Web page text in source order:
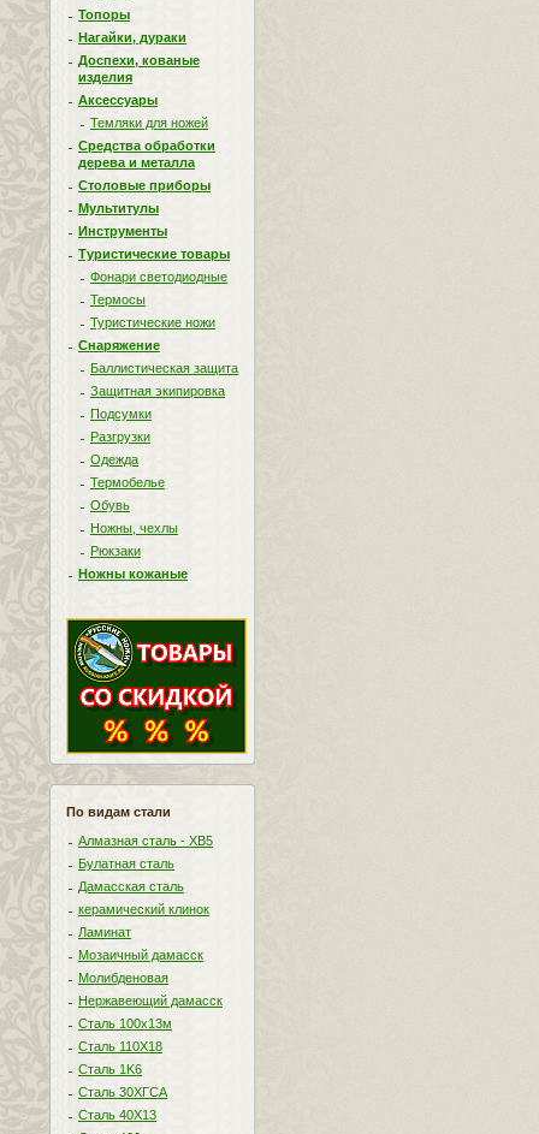
Топоры
Нагайки, дураки
Доспехи, кованые
изделия
Аксессуары
Темляки для ножей
Средства обработки
дерева и металла
Столовые приборы
Мультитулы
Инструменты
Туристические товары
Фонари светодиодные
Термосы
Туристические ножи
Снаряжение
Баллистическая защита
Защитная экипировка
Подсумки
Разгрузки
Одежда
Термобелье
Обувь
Ножны, чехлы
Рюкзаки
Ножны кожаные
По видам стали
Алмазная сталь - ХВ5
Булатная сталь
Дамасская сталь
керамический клинок
Ламинат
Мозаичный дамасск
Молибденовая
Нержавеющий дамасск
Сталь 100х13м
Сталь 110Х18
Сталь 1K6
Сталь 30ХГСА
Сталь 40Х13